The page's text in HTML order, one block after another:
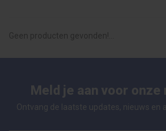
Geen producten gevonden!...
Meld je aan voor
Ontvang de laatste updates, nieuws en